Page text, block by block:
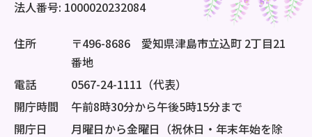
法人番号: 1000020232084
住所
〒496-8686 愛知県津島市立込町 2丁目21
番地
電話
0567-24-1111（代表）
開庁時間
午前8時30分から午後5時15分まで
開庁日
月曜日から金曜日（祝休日・年末年始を除